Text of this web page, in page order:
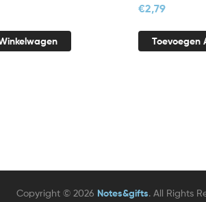
€2,79
Toevoegen
Copyright © 2026 Notes&gifts. All Rights